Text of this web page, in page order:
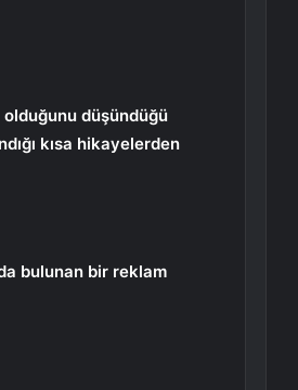
düşündüğü
kısa hikayelerden
bulunan bir reklam